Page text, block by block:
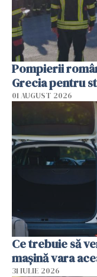
Pompierii
Grecia pentru
01 AUGUST 2026
Ce trebuie să
mașină vara
31 IULIE 2026